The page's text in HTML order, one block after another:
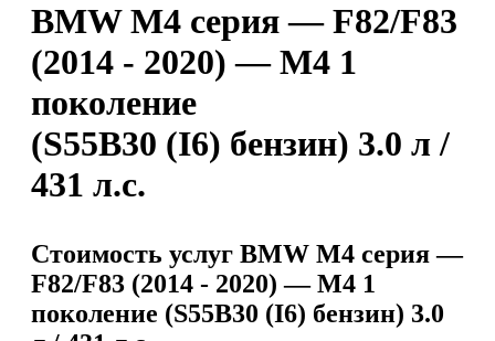
BMW M4 серия — F82/F83
(2014 - 2020) — M4 1
поколение
(S55B30 (I6) бензин) 3.0 л /
431 л.с.
Стоимость услуг BMW M4 серия —
F82/F83 (2014 - 2020) — M4 1
поколение (S55B30 (I6) бензин) 3.0